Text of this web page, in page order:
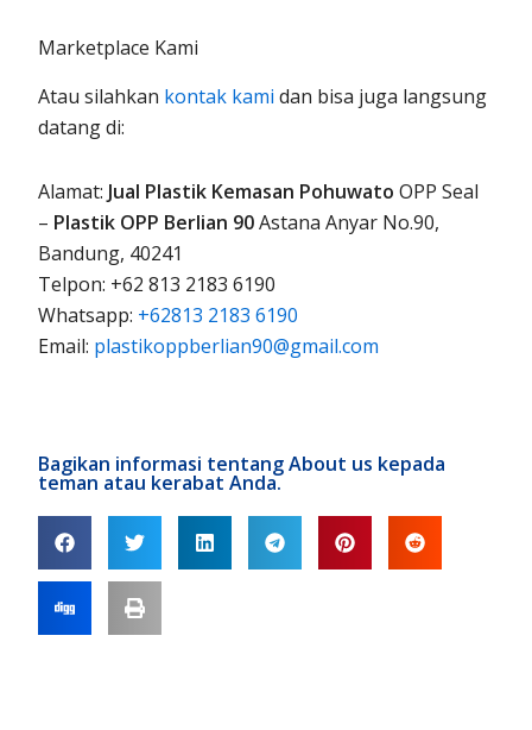
Marketplace Kami
Atau silahkan kontak kami dan bisa juga langsung
datang di:
Alamat: Jual Plastik Kemasan Pohuwato OPP Seal
– Plastik OPP Berlian 90Astana Anyar No.90,
Bandung, 40241
Telpon: +62 813 2183 6190
Whatsapp: +62813 2183 6190
Email: plastikoppberlian90@gmail.com
Bagikan informasi tentang About us kepada
teman atau kerabat Anda.